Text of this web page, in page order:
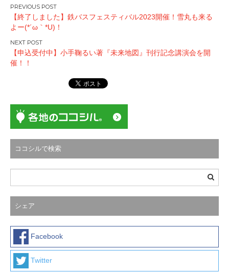
投
稿
ナ
ビ
ゲ
ン
【終了しました】鉄バスフェスティバル2023開催！雪丸も来る
よー(*´ω｀*U)！
【申込受付中】小手鞠るい著『未来地図』刊行記念講演会を開
催！！
ココシルで検索
シェア
Facebook
Twitter